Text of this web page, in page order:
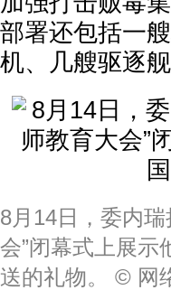
部署还包括一
机、几艘驱逐
8月14日，委内
会”闭幕式上展示
送的礼物。 © 网